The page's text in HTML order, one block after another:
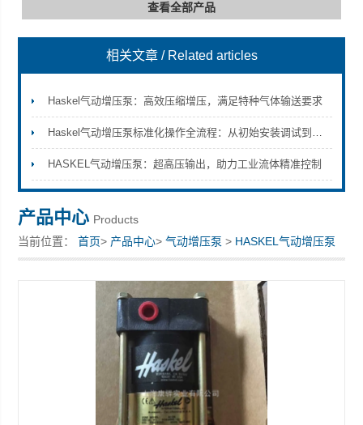
上海康驿实业有限公司
查看全部产品
相关文章 / Related articles
Haskel气动增压泵：高效压缩增压，满足特种气体输送要求
Haskel气动增压泵标准化操作全流程：从初始安装调试到日常维护保养的完整技术规范与安全注意事项
HASKEL气动增压泵：超高压输出，助力工业流体精准控制
产品中心 Products
当前位置：首页> 产品中心>气动增压泵 > HASKEL气动增压泵
> 原装美国HASKEL气动增压泵 ASFD-100